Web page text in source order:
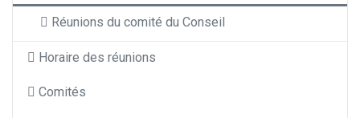
Réunions du comité du Conseil
Horaire des réunions
Comités